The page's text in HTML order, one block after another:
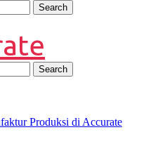
Search
Search
Produksi di Accurate